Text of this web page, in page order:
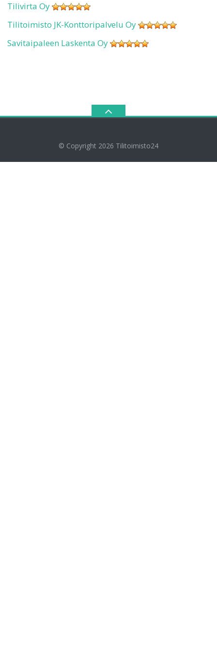
Tilivirta Oy
Tilitoimisto JK-Konttoripalvelu Oy
Savitaipaleen Laskenta Oy
© Copyright 2026 Tilitoimisto24